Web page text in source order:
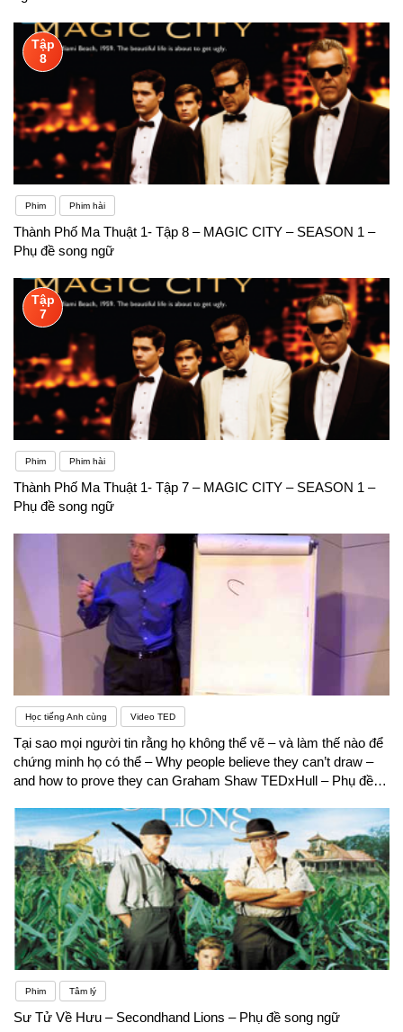
Tập
8
Phim Phim hài
Thành Phố Ma Thuật 1- Tập 8 – MAGIC CITY – SEASON 1 –
Phụ đề song ngữ
Tập
7
Phim Phim hài
Thành Phố Ma Thuật 1- Tập 7 – MAGIC CITY – SEASON 1 –
Phụ đề song ngữ
Học tiếng Anh cùng Video TED
Tại sao mọi người tin rằng họ không thể vẽ – và làm thế nào để
chứng minh họ có thể – Why people believe they can’t draw –
and how to prove they can Graham Shaw TEDxHull – Phụ đề
Phim Tâm lý
Sư Tử Về Hưu – Secondhand Lions – Phụ đề song ngữ